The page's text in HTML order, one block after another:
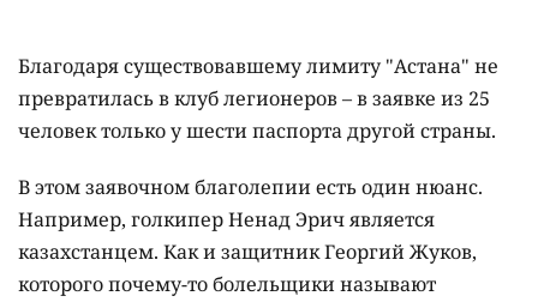
Благодаря существовавшему лимиту "Астана" не
превратилась в клуб легионеров – в заявке из 25
человек только у шести паспорта другой страны.
В этом заявочном благолепии есть один нюанс.
Например, голкипер Ненад Эрич является
казахстанцем. Как и защитник Георгий Жуков,
которого почему-то болельщики называют